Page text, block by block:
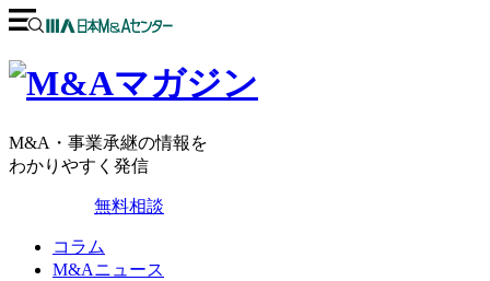
M&A・事業承継の情報を
わかりやすく発信
無料相談
コラム
M&Aニュース